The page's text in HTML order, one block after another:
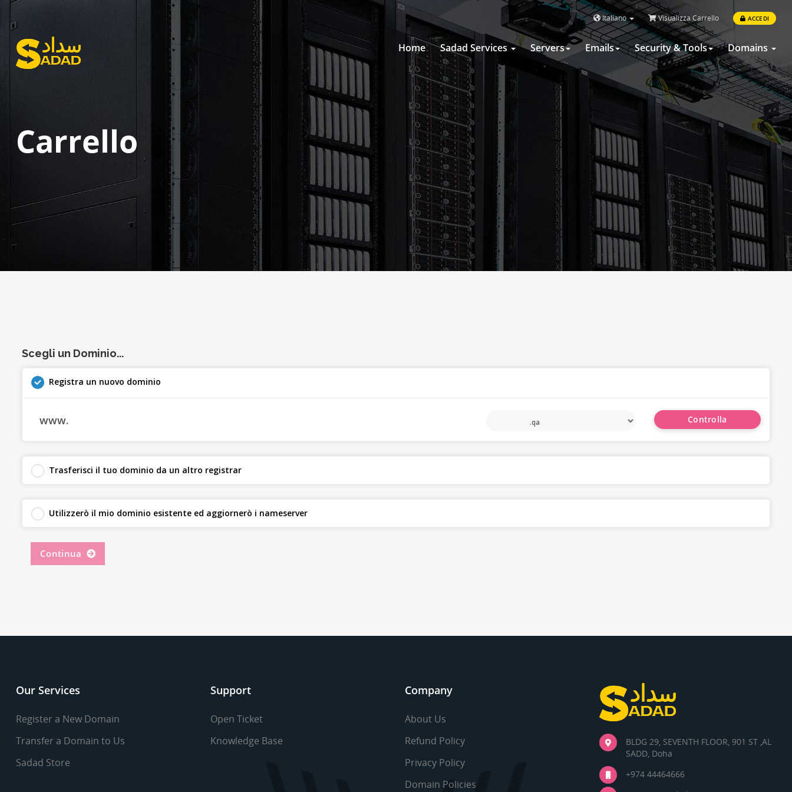
Italiano Visualizza Carrello ACCEDI
Home Sadad Services Servers Emails Security & Tools Domains
Carrello
Scegli un Dominio...
Registra un nuovo dominio
www. Controlla
Trasferisci il tuo dominio da un altro registrar
Utilizzerò il mio dominio esistente ed aggiornerò i nameserver
Our Services
Register a New Domain
Transfer a Domain to Us
Sadad Store
Support
Open Ticket
Knowledge Base
Company
About Us
Refund Policy
Privacy Policy
Domain Policies
BLDG 29, SEVENTH FLOOR, 901 ST ,AL
SADD, Doha
+974 44464666